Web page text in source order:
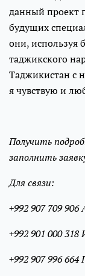
данный проект
будущих
они, используя
таджикского
Таджикистан с
я чувствую и
Получить
заполнить
Для связи:
+992 907 709
+992 901 000
+992 907 996